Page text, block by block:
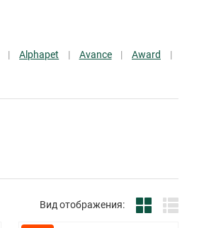
Alphapet Avance
Award
Вид отображения: